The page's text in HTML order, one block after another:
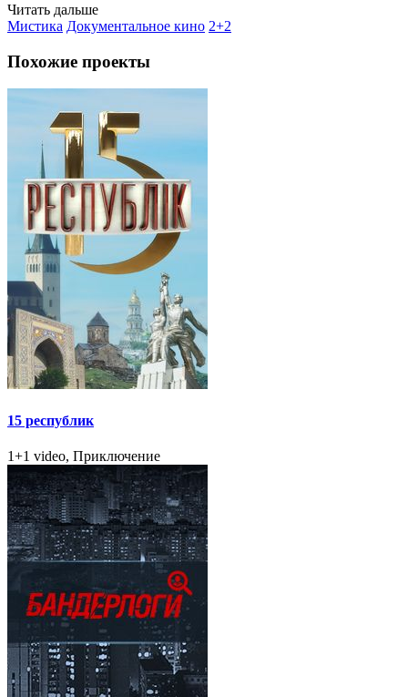
Читать дальше
Мистика Документальное кино 2+2
Похожие проекты
15 республик
1+1 video, Приключение